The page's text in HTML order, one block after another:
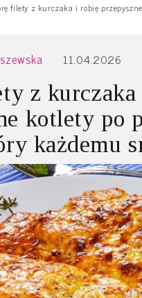
filety z kurczaka i robię
11.04.2026
z kurczaka
kotlety po
każdemu